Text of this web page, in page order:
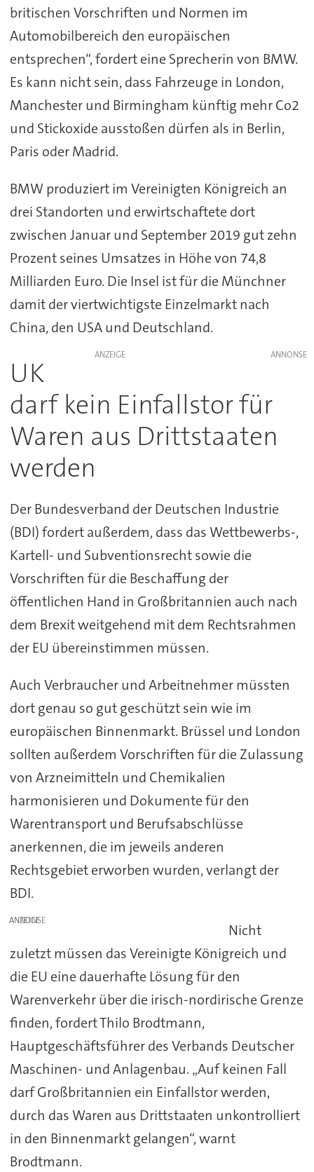
britischen Vorschriften und Normen im
Automobilbereich den europäischen
entsprechen“, fordert eine Sprecherin von BMW.
Es kann nicht sein, dass Fahrzeuge in London,
Manchester und Birmingham künftig mehr Co2
und Stickoxide ausstoßen dürfen als in Berlin,
Paris oder Madrid.
BMW produziert im Vereinigten Königreich an
drei Standorten und erwirtschaftete dort
zwischen Januar und September 2019 gut zehn
Prozent seines Umsatzes in Höhe von 74,8
Milliarden Euro. Die Insel ist für die Münchner
damit der viertwichtigste Einzelmarkt nach
China, den USA und Deutschland.
ANZEIGE
UK
darf kein Einfallstor für
Waren aus Drittstaaten
werden
Der Bundesverband der Deutschen Industrie
(BDI) fordert außerdem, dass das Wettbewerbs-,
Kartell- und Subventionsrecht sowie die
Vorschriften für die Beschaffung der
öffentlichen Hand in Großbritannien auch nach
dem Brexit weitgehend mit dem Rechtsrahmen
der EU übereinstimmen müssen.
Auch Verbraucher und Arbeitnehmer müssten
dort genau so gut geschützt sein wie im
europäischen Binnenmarkt. Brüssel und London
sollten außerdem Vorschriften für die Zulassung
von Arzneimitteln und Chemikalien
harmonisieren und Dokumente für den
Warentransport und Berufsabschlüsse
anerkennen, die im jeweils anderen
Rechtsgebiet erworben wurden, verlangt der
BDI.
ANZEIGE
Nicht
zuletzt müssen das Vereinigte Königreich und
die EU eine dauerhafte Lösung für den
Warenverkehr über die irisch-nordirische Grenze
finden, fordert Thilo Brodtmann,
Hauptgeschäftsführer des Verbands Deutscher
Maschinen- und Anlagenbau. „Auf keinen Fall
darf Großbritannien ein Einfallstor werden,
durch das Waren aus Drittstaaten unkontrolliert
in den Binnenmarkt gelangen“, warnt
Brodtmann.